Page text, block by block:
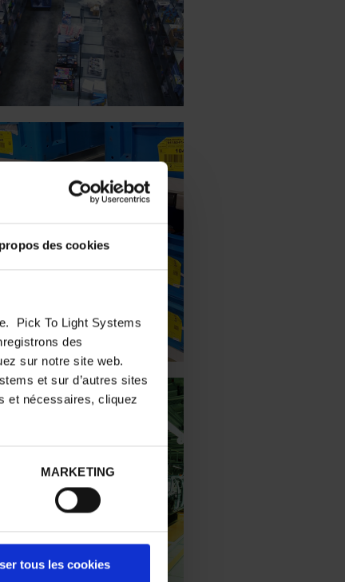
des cookies
Pick To Light Systems
des
sur notre site web.
et sur d’autres sites
et nécessaires, cliquez
MARKETING
tous les cookies